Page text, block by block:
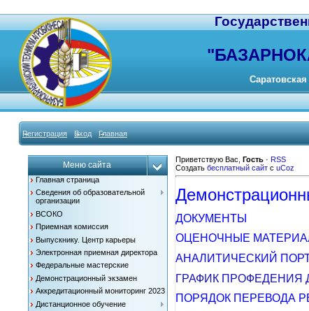
"
Регистрация Вход Главная
Меню сайта
Главная страница
Сведения об образовательной
организации
ВСОКО
Приемная комиссия
Выпускнику. Центр карьеры
Электронная приемная директора
Федеральные мастерские
Демонстрационный экзамен
Аккредитационный мониторинг 2023
Дистанционное обучение
Приветствую Вас Гость· RSS
Создать бесплатный сайтс uCoz
ДОКУМЕНТЫ
ОЦЕНОЧНЫЕ
АНАЛИТИЧЕСКИЙ
ГРАФИК
ПОРЯДОК ПЕРЕВОДА